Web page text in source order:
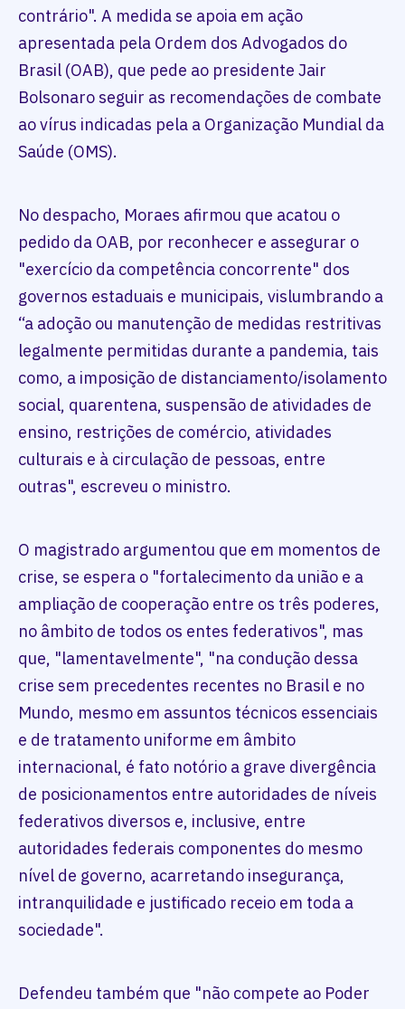
contrário". A medida se apoia em ação
apresentada pela Ordem dos Advogados do
Brasil (OAB), que pede ao presidente Jair
Bolsonaro seguir as recomendações de combate
ao vírus indicadas pela a Organização Mundial da
Saúde (OMS).
No despacho, Moraes afirmou que acatou o
pedido da OAB, por reconhecer e assegurar o
"exercício da competência concorrente" dos
governos estaduais e municipais, vislumbrando a
“a adoção ou manutenção de medidas restritivas
legalmente permitidas durante a pandemia, tais
como, a imposição de distanciamento/isolamento
social, quarentena, suspensão de atividades de
ensino, restrições de comércio, atividades
culturais e à circulação de pessoas, entre
outras", escreveu o ministro.
O magistrado argumentou que em momentos de
crise, se espera o "fortalecimento da união e a
ampliação de cooperação entre os três poderes,
no âmbito de todos os entes federativos", mas
que, "lamentavelmente", "na condução dessa
crise sem precedentes recentes no Brasil e no
Mundo, mesmo em assuntos técnicos essenciais
e de tratamento uniforme em âmbito
internacional, é fato notório a grave divergência
de posicionamentos entre autoridades de níveis
federativos diversos e, inclusive, entre
autoridades federais componentes do mesmo
nível de governo, acarretando insegurança,
intranquilidade e justificado receio em toda a
sociedade".
Defendeu também que "não compete ao Poder